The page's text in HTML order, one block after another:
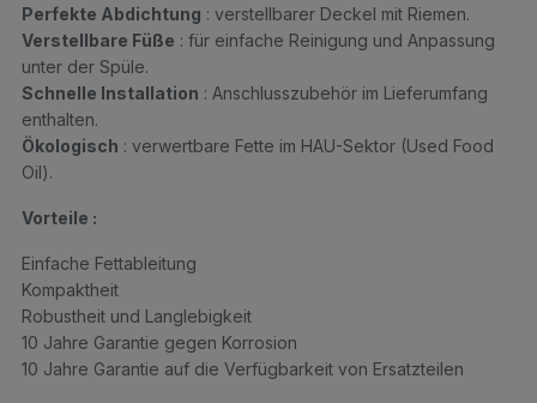
Perfekte Abdichtung : verstellbarer Deckel mit Riemen.
Verstellbare Füße : für einfache Reinigung und Anpassung
unter der Spüle.
Schnelle Installation : Anschlusszubehör im Lieferumfang
enthalten.
Ökologisch : verwertbare Fette im HAU-Sektor (Used Food
Oil).
Vorteile :
Einfache Fettableitung
Kompaktheit
Robustheit und Langlebigkeit
10 Jahre Garantie gegen Korrosion
10 Jahre Garantie auf die Verfügbarkeit von Ersatzteilen